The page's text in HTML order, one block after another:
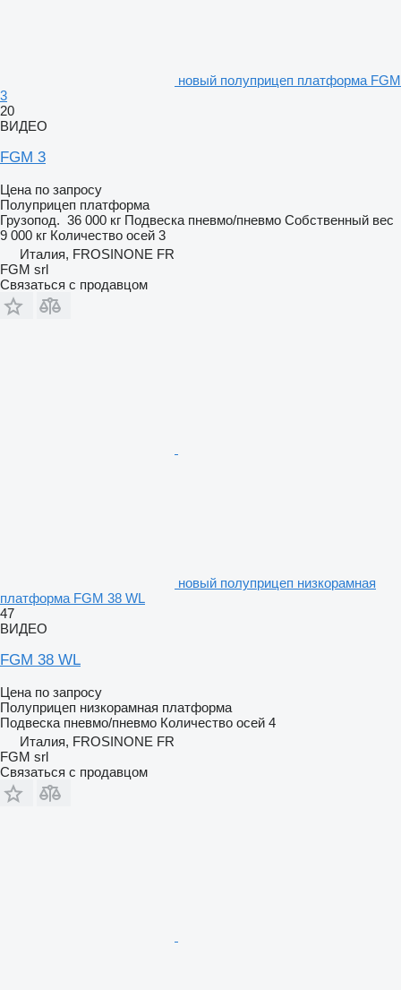
новый полуприцеп платформа FGM
3
20
ВИДЕО
FGM 3
Цена по запросу
Полуприцеп платформа
Грузопод. 36 000 кг Подвеска пневмо/пневмо Собственный вес
9 000 кг Количество осей 3
Италия, FROSINONE FR
FGM srl
Связаться с продавцом
новый полуприцеп низкорамная
платформа FGM 38 WL
47
ВИДЕО
FGM 38 WL
Цена по запросу
Полуприцеп низкорамная платформа
Подвеска пневмо/пневмо Количество осей 4
Италия, FROSINONE FR
FGM srl
Связаться с продавцом